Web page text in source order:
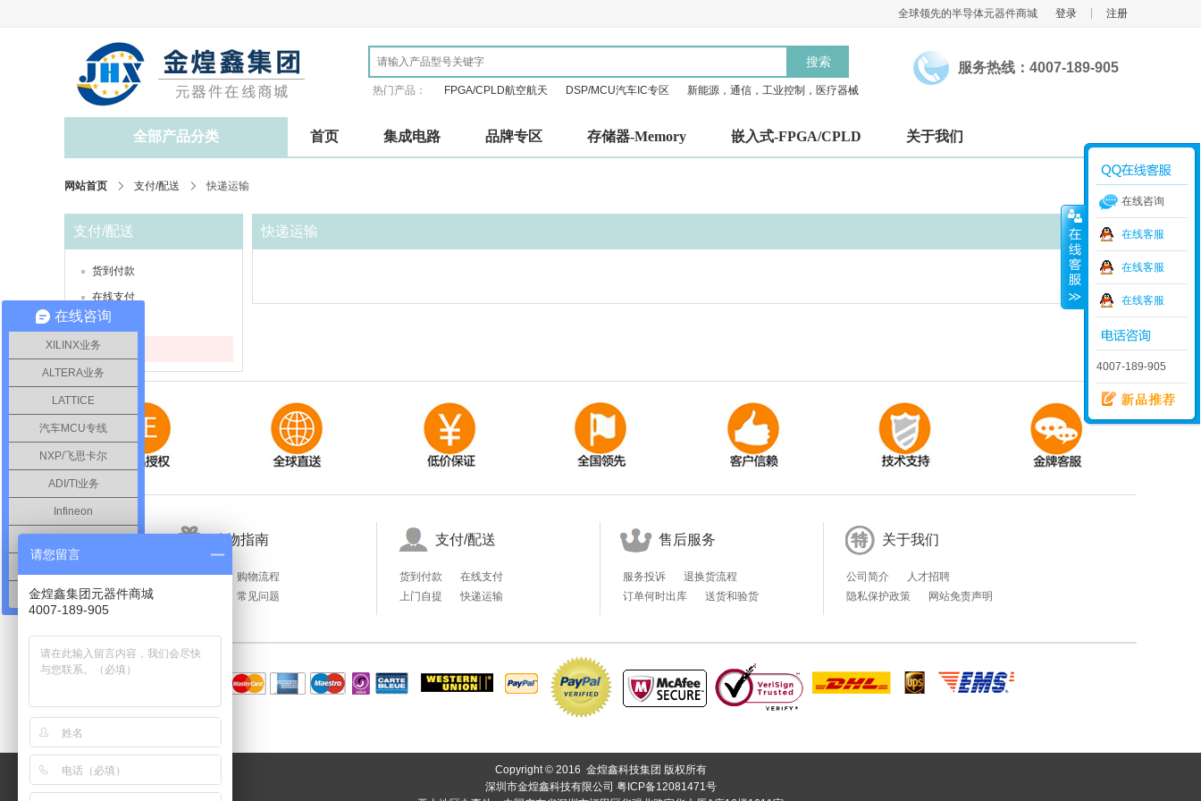
全球领先的半导体元器件商城 登录 注册
搜索
热门产品： FPGA/CPLD航空航天 DSP/MCU汽车IC专区 新能源，通信，工业控制，医疗器械
服务热线：4007-189-905
全部产品分类 首页 集成电路 品牌专区 存储器-Memory 嵌入式-FPGA/CPLD 关于我们
网站首页 支付/配送 快递运输
支付/配送
货到付款
在线支付
上门自提
快递运输
快递运输
购物指南
顾客必读
购物流程
常见问题
支付/配送
货到付款
在线支付
上门自提
快递运输
售后服务
服务投诉
退换货流程
订单何时出库
送货和验货
关于我们
公司简介
人才招聘
隐私保护政策
网站免责声明
Copyright © 2016 金煌鑫科技集团 版权所有
深圳市金煌鑫科技有限公司 粤ICP备12081471号
在线咨询
在线客服
在线客服
在线客服
4007-189-905
在线咨询
XILINX业务
ALTERA业务
LATTICE
汽车MCU专线
NXP/飞思卡尔
ADI/TI业务
Infineon
美国微芯半导体
请您留言
金煌鑫集团元器件商城
4007-189-905